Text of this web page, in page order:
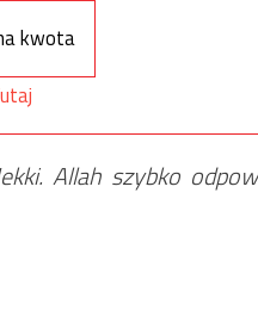
kwota
Allah szybko